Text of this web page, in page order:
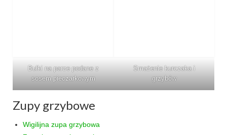
Bułki na parze podane z
sosem pieczarkowym
Smażenie kurczaka i
grzybów
Zupy grzybowe
Wigilijna zupa grzybowa